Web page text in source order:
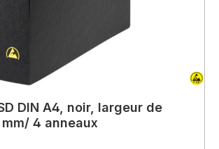
DIN A4, noir, largeur de
4 anneaux